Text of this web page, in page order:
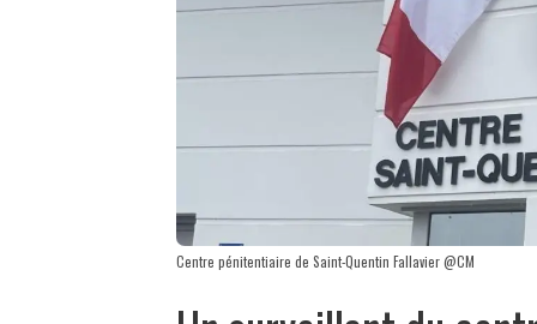
Centre pénitentiaire de Saint-Quentin Fallavier @CM